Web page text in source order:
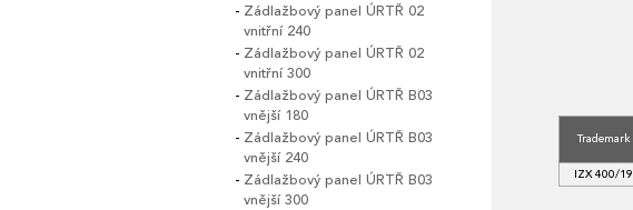
Zádlažbový panel ÚRTŘ 02
vnitřní 240
Zádlažbový panel ÚRTŘ 02
vnitřní 300
Zádlažbový panel ÚRTŘ B03
vnější 180
Zádlažbový panel ÚRTŘ B03
vnější 240
Zádlažbový panel ÚRTŘ B03
vnější 300
Trademark
IZX 400/19